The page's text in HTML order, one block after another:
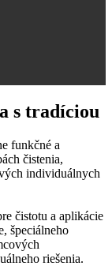
s tradíciou
funkčné a
čistenia,
individuálnych
čistotu a aplikácie
špeciálneho
riešenia.